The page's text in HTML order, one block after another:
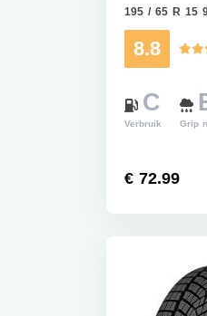
195 / 65 R 15
8.8
C
Verbruik Grip
€ 72.99